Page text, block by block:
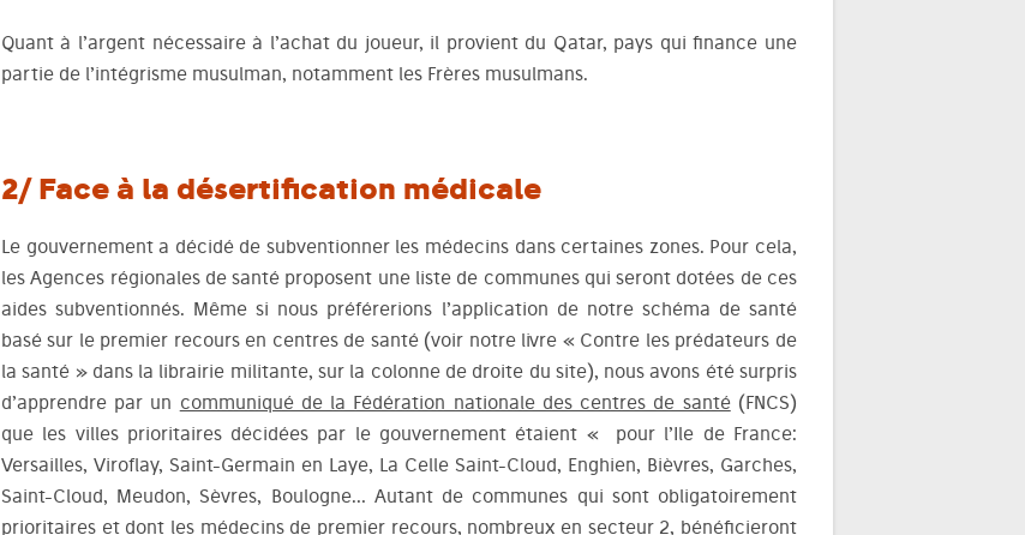
Quant à l’argent nécessaire à l’achat du joueur, il provient du Qatar, pays qui finance une
partie de l’intégrisme musulman, notamment les Frères musulmans.
2/ Face à la désertification médicale
Le gouvernement a décidé de subventionner les médecins dans certaines zones. Pour cela,
les Agences régionales de santé proposent une liste de communes qui seront dotées de ces
aides subventionnés. Même si nous préférerions l’application de notre schéma de santé
basé sur le premier recours en centres de santé (voir notre livre « Contre les prédateurs de
la santé » dans la librairie militante, sur la colonne de droite du site), nous avons été surpris
d’apprendre par un communiqué de la Fédération nationale des centres de santé(FNCS)
que les villes prioritaires décidées par le gouvernement étaient «
pour l’Ile de France:
Versailles, Viroflay, Saint-Germain en Laye, La Celle Saint-Cloud, Enghien, Bièvres, Garches,
Saint-Cloud, Meudon, Sèvres, Boulogne… Autant de communes qui sont obligatoirement
prioritaires et dont les médecins de premier recours, nombreux en secteur 2, bénéficieront